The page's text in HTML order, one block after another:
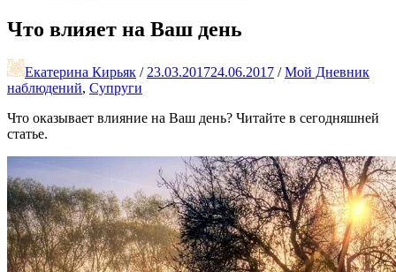
Что влияет на Ваш день
Екатерина Кирьяк / 23.03.201724.06.2017 / Мой Дневник
наблюдений, Супруги
Что оказывает влияние на Ваш день? Читайте в сегодняшней
статье.